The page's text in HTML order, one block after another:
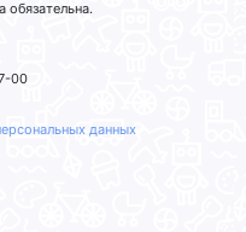
обязательна.
00
данных